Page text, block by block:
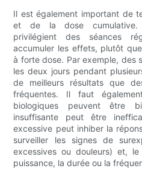
Il est également important de
et de la dose cumulative.
privilégient des séances
accumuler les effets, plutôt
à forte dose. Par exemple, des
les deux jours pendant
de meilleurs résultats que
fréquentes. Il faut
biologiques peuvent être
insuffisante peut être
excessive peut inhiber la
surveiller les signes de
excessives ou douleurs) et,
puissance, la durée ou la